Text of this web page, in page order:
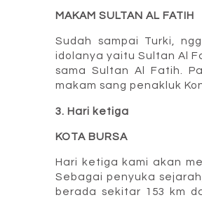
MAKAM SULTAN AL FATIH
Sudah sampai Turki,
idolanya yaitu Sultan Al
sama Sultan Al Fatih.
makam sang penakluk
3. Hari ketiga
KOTA BURSA
Hari ketiga kami akan
Sebagai penyuka
berada sekitar 153 km